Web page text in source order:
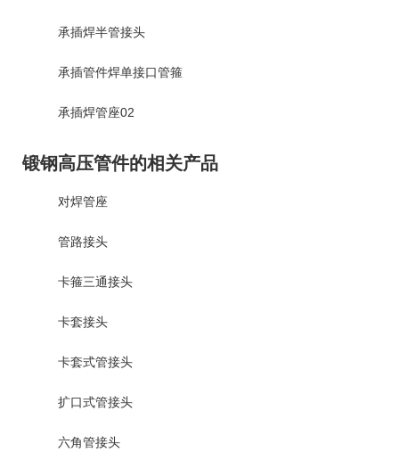
承插焊半管接头
承插管件焊单接口管箍
承插焊管座02
锻钢高压管件的相关产品
对焊管座
管路接头
卡箍三通接头
卡套接头
卡套式管接头
扩口式管接头
六角管接头